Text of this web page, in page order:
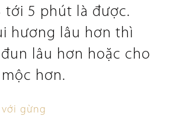
tới 5 phút là được.
hương lâu hơn thì
lâu hơn hoặc cho
hơn.
gừng